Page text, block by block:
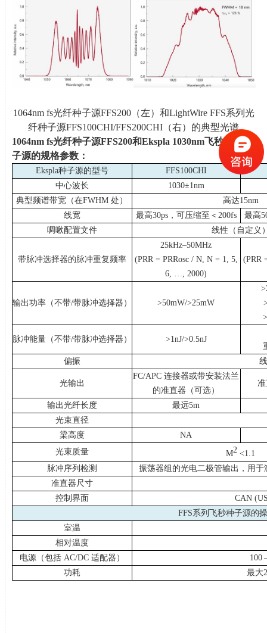
1064nm fs光纤种子源FFS200（左）和LightWire FFS系列光
纤种子源FFS100CHI/FFS200CHI （右）的典型光谱
1064nm fs光纤种子源FFS200和Ekspla 1030nm飞秒光纤种
子源的规格参数：
Ekspla种子源的型号
FFS100CHI
中心波长
1030±1nm
典型频谱带宽（在FWHM处） 高达15nm
线宽
最高30ps，可压缩至＜ 200fs 最高
啁啾配置文件
线性（自定义
带脉冲选择器的脉冲重复频率
25kHz–50MHz
(PRR = PRRosc / N, N = 1, 5,
6, …, 2000)
(PRR
输出功率（不带/带脉冲选择器） >50mW/>25mW
脉冲能量（不带/带脉冲选择器）
>1nJ/>0.5nJ
偏振
光输出
FC/APC 连接器或带安装法兰
的准直器（可选）
输出光纤长度 最远5m
光束直径
梁高度
NA
光束质量
M2 <1.1
脉冲序列检测
振荡器组的光电二极管输出，用于
准直器尺寸
控制界面
CAN
FFS系列飞秒种子源的
室温
相对温度
电源（包括AC/DC 适配器）
100
功耗
最大